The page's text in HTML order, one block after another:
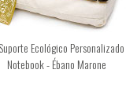
Suporte Ecológico
Notebook - Ébano Marone